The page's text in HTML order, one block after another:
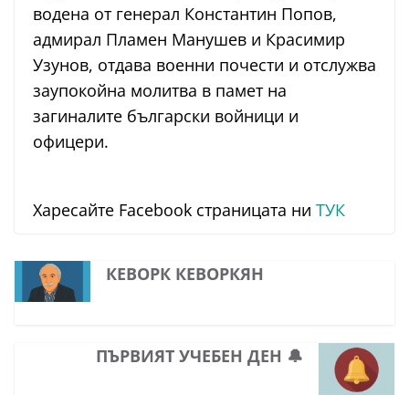
водена от генерал Константин Попов,
адмирал Пламен Манушев и Красимир
Узунов, отдава военни почести и отслужва
заупокойна молитва в памет на
загиналите български войници и
офицери.
Харесайте Facebook страницата ни ТУК
КЕВОРК КЕВОРКЯН
ПЪРВИЯТ УЧЕБЕН ДЕН 🔔